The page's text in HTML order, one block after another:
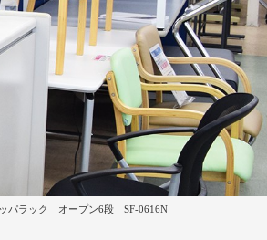
パラック オープン6段 SF-0616N